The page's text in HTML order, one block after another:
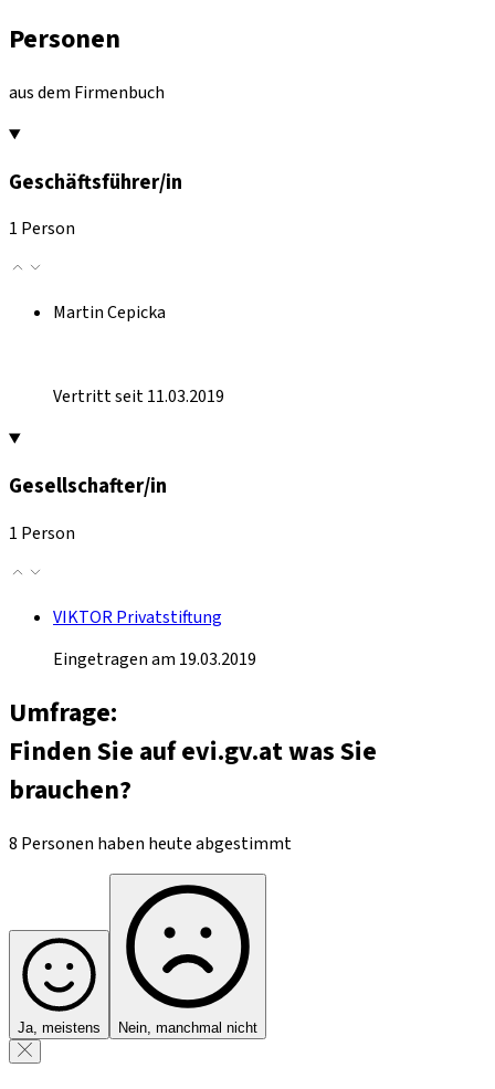
Personen
aus dem Firmenbuch
Geschäftsführer/in
1 Person
Martin Cepicka
Vertritt seit 11.03.2019
Gesellschafter/in
1 Person
VIKTOR Privatstiftung
Eingetragen am 19.03.2019
Umfrage:
Finden Sie auf evi.gv.at was Sie
brauchen?
8 Personen haben heute abgestimmt
Ja, meistens Nein, manchmal nicht